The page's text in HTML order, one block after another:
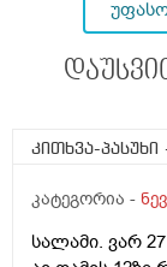
კითხვა-პასუხი
კატეგორია -
სალამი. ვარ